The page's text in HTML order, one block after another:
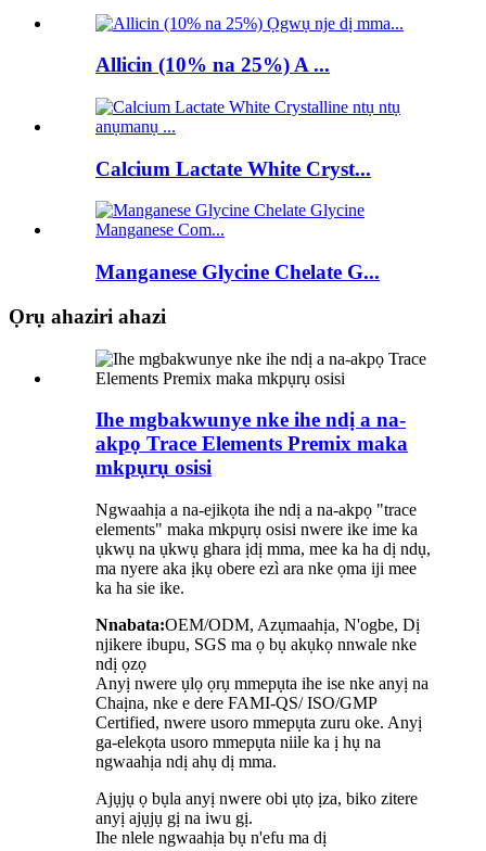
Allicin (10% na 25%) A ...
Calcium Lactate White Cryst...
Manganese Glycine Chelate G...
Ọrụ ahaziri ahazi
Ihe mgbakwunye nke ihe ndị a na-
akpọ Trace Elements Premix maka
mkpụrụ osisi
Ngwaahịa a na-ejikọta ihe ndị a na-akpọ "trace
elements" maka mkpụrụ osisi nwere ike ime ka
ụkwụ na ụkwụ ghara ịdị mma, mee ka ha dị ndụ,
ma nyere aka ịkụ obere ezì ara nke ọma iji mee
ka ha sie ike.
Nnabata:OEM/ODM, Azụmaahịa, N'ogbe, Dị
njikere ibupu, SGS ma ọ bụ akụkọ nnwale nke
ndị ọzọ
Anyị nwere ụlọ ọrụ mmepụta ihe ise nke anyị na
Chaịna, nke e dere FAMI-QS/ ISO/GMP
Certified, nwere usoro mmepụta zuru oke. Anyị
ga-elekọta usoro mmepụta niile ka ị hụ na
ngwaahịa ndị ahụ dị mma.
Ajụjụ ọ bụla anyị nwere obi ụtọ ịza, biko zitere
anyị ajụjụ gị na iwu gị.
Ihe nlele ngwaahịa bụ n'efu ma dị